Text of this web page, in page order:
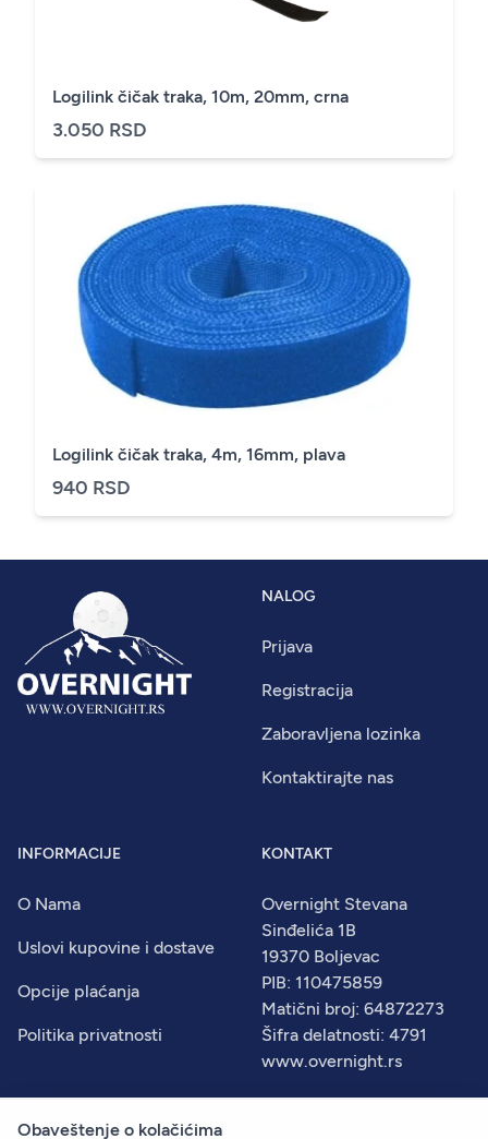
Logilink čičak traka, 10m, 20mm, crna
3.050 RSD
Logilink čičak traka, 4m, 16mm, plava
940 RSD
NALOG
Prijava
Registracija
Zaboravljena lozinka
Kontaktirajte nas
INFORMACIJE
O Nama
Uslovi kupovine i dostave
Opcije plaćanja
Politika privatnosti
KONTAKT
Overnight Stevana
Sinđelića 1B
19370 Boljevac
PIB: 110475859
Matični broj: 64872273
Šifra delatnosti: 4791
www.overnight.rs
Obaveštenje o kolačićima